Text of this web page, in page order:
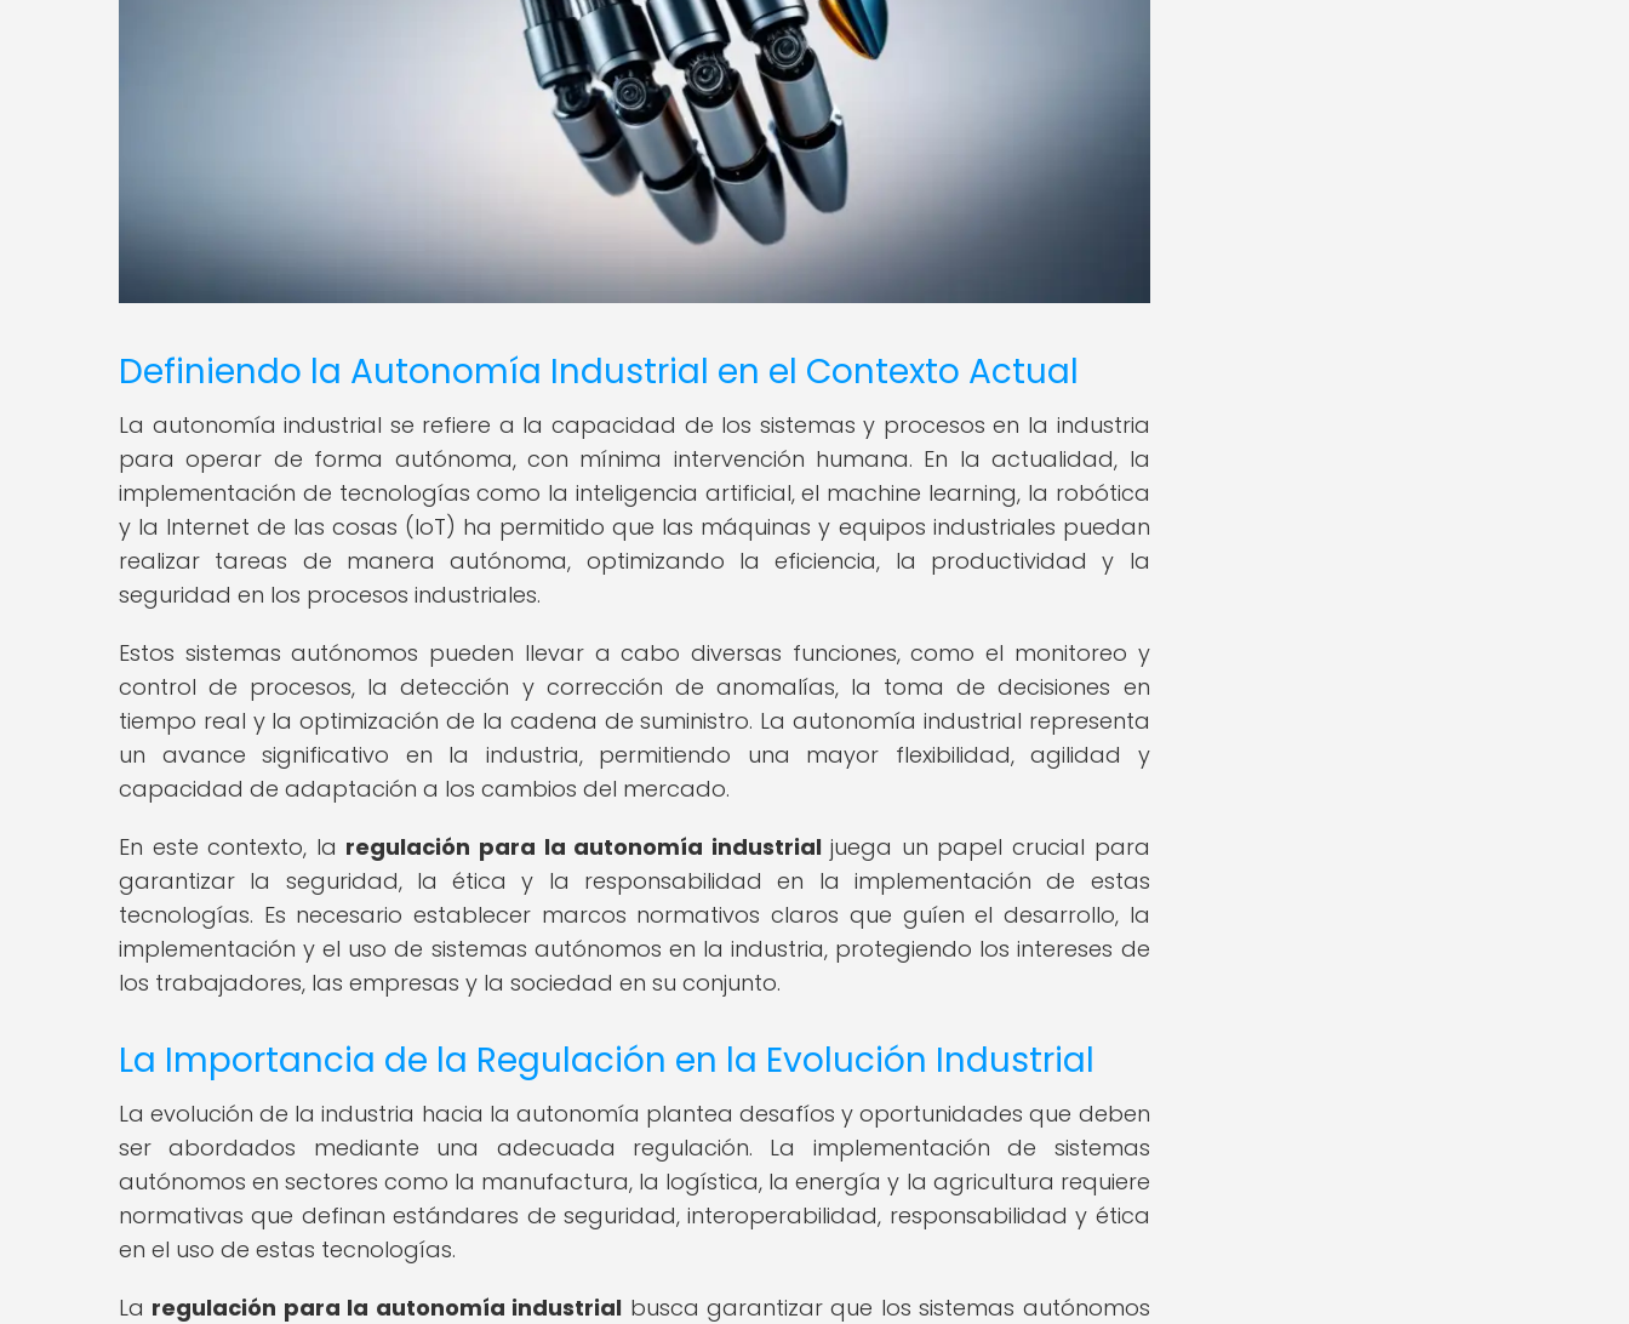
Definiendo la Autonomía Industrial en el Contexto Actual
La autonomía industrial se refiere a la capacidad de los sistemas y procesos en la industria
para operar de forma autónoma, con mínima intervención humana. En la actualidad, la
implementación de tecnologías como la inteligencia artificial, el machine learning, la robótica
y la Internet de las cosas (IoT) ha permitido que las máquinas y equipos industriales puedan
realizar tareas de manera autónoma, optimizando la eficiencia, la productividad y la
seguridad en los procesos industriales.
Estos sistemas autónomos pueden llevar a cabo diversas funciones, como el monitoreo y
control de procesos, la detección y corrección de anomalías, la toma de decisiones en
tiempo real y la optimización de la cadena de suministro. La autonomía industrial representa
un avance significativo en la industria, permitiendo una mayor flexibilidad, agilidad y
capacidad de adaptación a los cambios del mercado.
En este contexto, la regulación para la autonomía industrialjuega un papel crucial para
garantizar la seguridad, la ética y la responsabilidad en la implementación de estas
tecnologías. Es necesario establecer marcos normativos claros que guíen el desarrollo, la
implementación y el uso de sistemas autónomos en la industria, protegiendo los intereses de
los trabajadores, las empresas y la sociedad en su conjunto.
La Importancia de la Regulación en la Evolución Industrial
La evolución de la industria hacia la autonomía plantea desafíos y oportunidades que deben
ser abordados mediante una adecuada regulación. La implementación de sistemas
autónomos en sectores como la manufactura, la logística, la energía y la agricultura requiere
normativas que definan estándares de seguridad, interoperabilidad, responsabilidad y ética
en el uso de estas tecnologías.
La regulación para la autonomía industrial busca garantizar que los sistemas autónomos